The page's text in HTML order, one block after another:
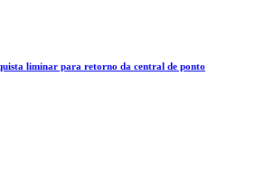
liminar para retorno da central de ponto